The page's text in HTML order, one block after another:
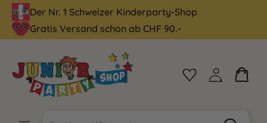
springen
Der Nr. 1 Schweizer Kinderparty-Shop
Gratis Versand schon ab CHF 90.-